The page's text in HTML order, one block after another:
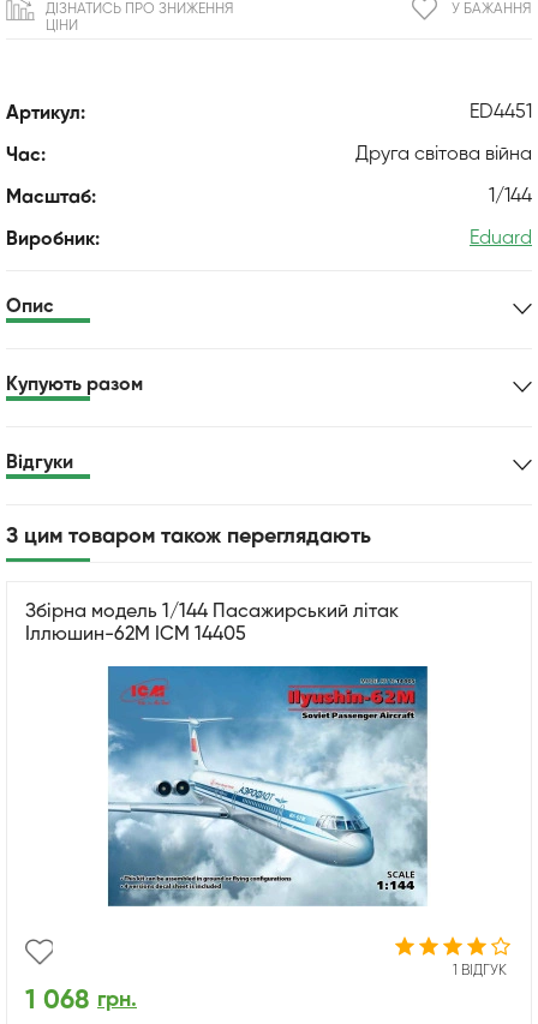
Артикул: ED4451
Час: Друга світова війна
Масштаб: 1/144
Виробник: Eduard
У БАЖАННЯ
ДІЗНАТИСЬ ПРО ЗНИЖЕННЯ
ЦІНИ
Опис
Купують разом
Відгуки
З цим товаром також переглядають
Збірна модель 1/144 Пасажирський літак
Іллюшин-62М ICM 14405
1 ВІДГУК
1 068 грн.